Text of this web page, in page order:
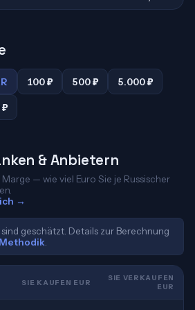
100 ₽ 500 ₽ 5.000 ₽
& Anbietern
— wie viel Euro Sie je Russischer
→
geschätzt. Details zur Berechnung
Methodik
SIE KAUFEN EUR
SIE VERKAUFEN
EUR